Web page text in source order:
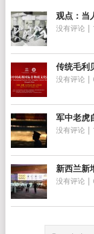
观点：当
没有评论 |
传统毛利
没有评论 |
军中老虎
没有评论 |
新西兰新
没有评论 |